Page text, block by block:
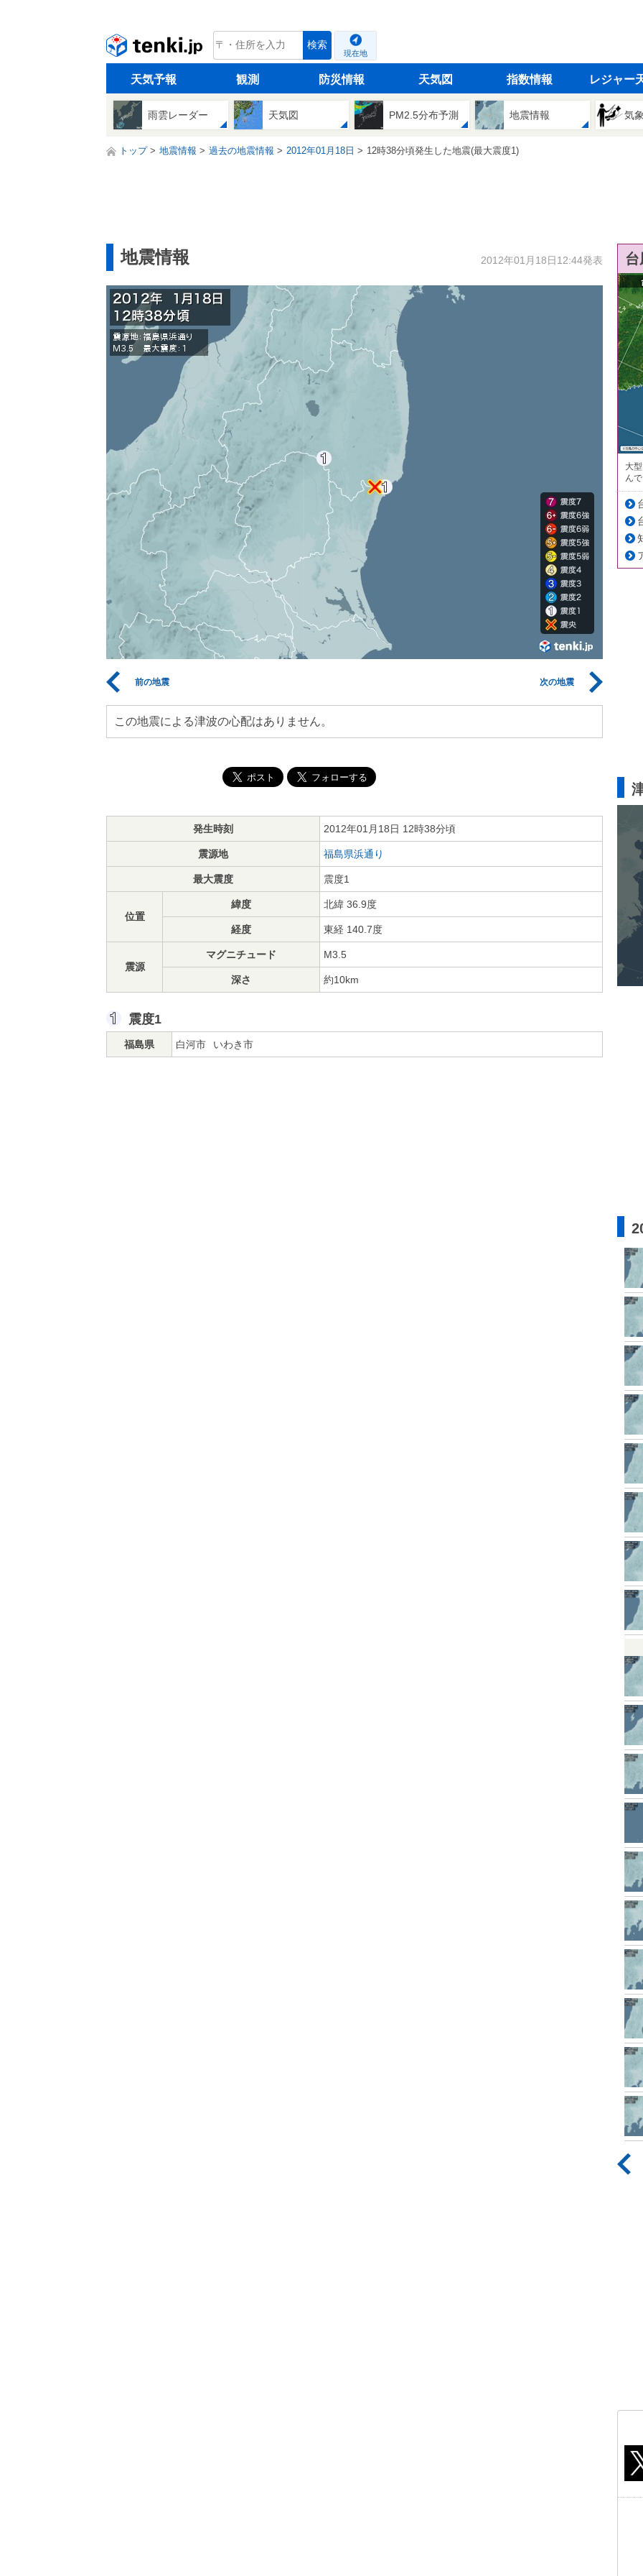
tenki.jp 検索
現在地
天気予報 観測 防災情報 天気図 指数情報 レジャー
雨雲レーダー 天気図 PM2.5分布予測 地震情報 気
トップ 地震情報 過去の地震情報 2012年01月18日 12時38分頃発生した地震(最大震度1)
地震情報 2012年01月18日12:44発表
前の地震 次の地震
この地震による津波の心配はありません。
発生時刻 2012年01月18日 12時38分頃
震源地 福島県浜通り
最大震度 震度1
位置
緯度 北緯 36.9度
経度 東経 140.7度
震源
マグニチュード M3.5
深さ 約10km
震度1
福島県 白河市 いわき市
大
ん